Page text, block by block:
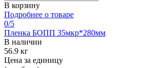
В корзину
Подробнее о товаре
0/5
Пленка БОПП 35мкр*280мм
В наличии
56.9 кг
Цена за единицу